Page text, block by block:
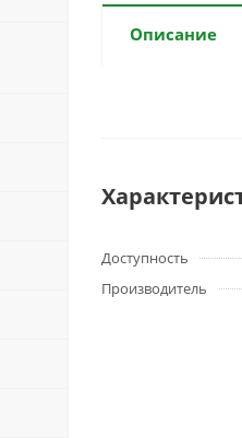
Описание
Доступность
Производитель